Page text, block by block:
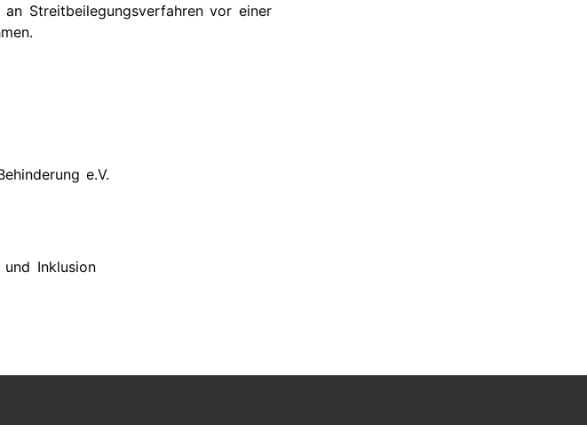
Streitbeilegungsverfahren vor einer
e.V.
Inklusion